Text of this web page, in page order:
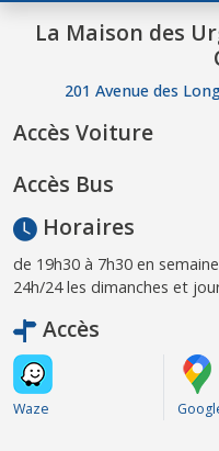
La Maison des
201 Avenue des
Accès Voiture
Accès Bus
Horaires
de 19h30 à 7h30 en
24h/24 les dimanches et
Accès
Waze